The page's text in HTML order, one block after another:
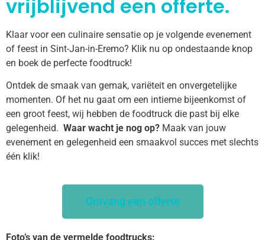
vrijblijvend een offerte.
Klaar voor een culinaire sensatie op je volgende evenement
of feest in Sint-Jan-in-Eremo? Klik nu op ondestaande knop
en boek de perfecte foodtruck!
Ontdek de smaak van gemak, variëteit en onvergetelijke
momenten. Of het nu gaat om een intieme bijeenkomst of
een groot feest, wij hebben de foodtruck die past bij elke
gelegenheid. Waar wacht je nog op? Maak van jouw
evenement en gelegenheid een smaakvol succes met slechts
één klik!
Ontvang een offerte
Foto’s van de vermelde foodtrucks: